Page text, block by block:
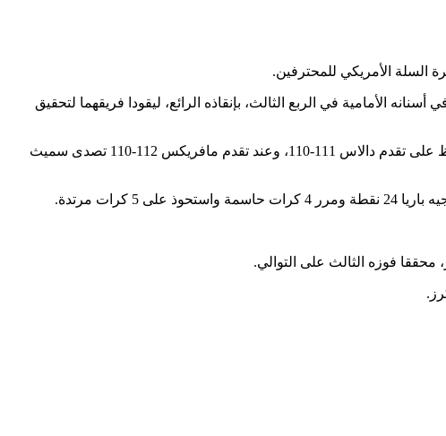
وقام دينيس سميث، الذي تعرض لكسر في أسنانه الأمامية في الربع الثالث، بإنقاذه الرائع، ليقودا فريقهما لتحقيق
ولعب جوردان دورا محوريا في الانتصار بتسجيل نقاط مهمة في الرمق الأخير، وانتزع تمريرة لو ويليامز قبل 19 ثانية من النهاية ليحافظ على تقدم دالاس 111-110، وعند تقدم مافريكس 112-110 تصدى سميث